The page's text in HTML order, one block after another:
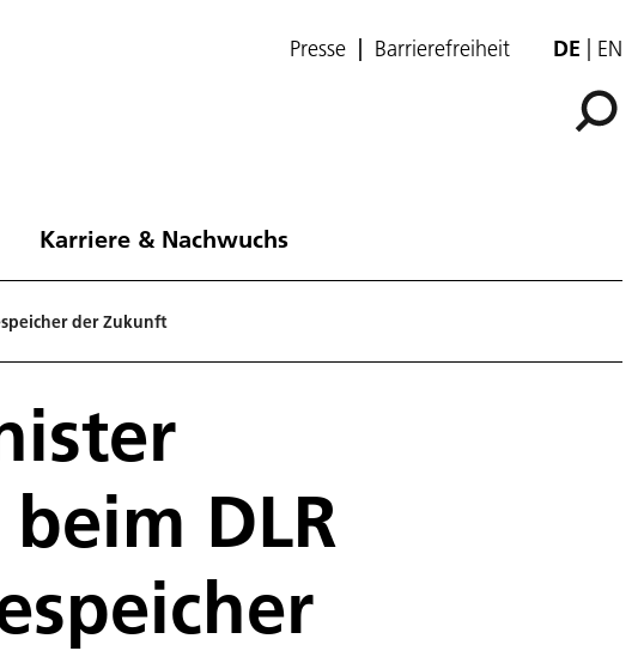
Presse Barrierefreiheit DE EN
Karriere & Nachwuchs
der Zukunft
DLR